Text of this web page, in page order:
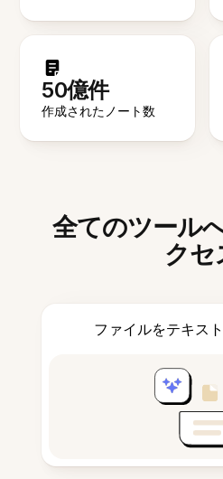
50億件
作成されたノート数
全てのツール
クセ
ファイルをテキス